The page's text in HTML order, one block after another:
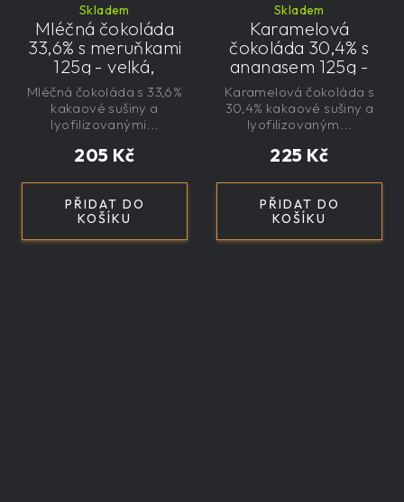
Skladem
Mléčná čokoláda
33,6% s meruňkami
125g - velká,
řemeslná,
exkluzivní, dárková
205 Kč
PŘIDAT DO
KOŠÍKU
Mléčná čokoláda s 33,6%
kakaové sušiny a
lyofilizovanými...
Skladem
Karamelová
čokoláda 30,4% s
ananasem 125g -
velká, řemeslná,
exkluzivní, dárková
225 Kč
PŘIDAT DO
KOŠÍKU
Karamelová čokoláda s
30,4% kakaové sušiny a
lyofilizovaným...